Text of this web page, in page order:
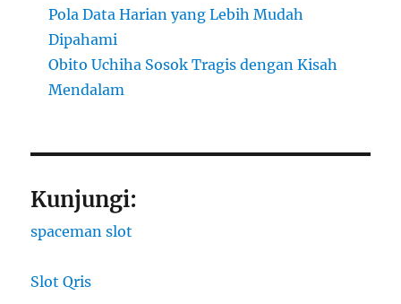
Pola Data Harian yang Lebih Mudah
Dipahami
Obito Uchiha Sosok Tragis dengan Kisah
Mendalam
Kunjungi:
spaceman slot
Slot Qris